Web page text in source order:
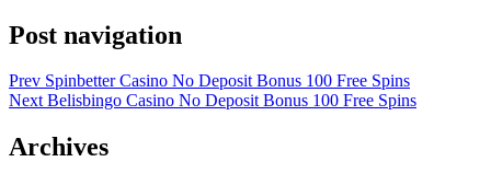
Post navigation
Prev Spinbetter Casino No Deposit Bonus 100 Free Spins
NextBelisbingo Casino No Deposit Bonus 100 Free Spins
Archives